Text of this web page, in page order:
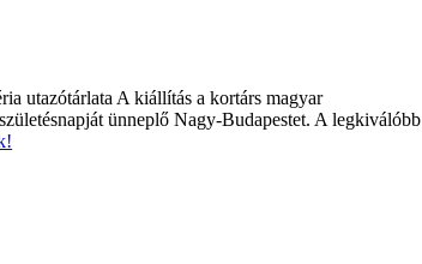
utazótárlata A kiállítás a kortárs magyar
ünneplő Nagy-Budapestet. A legkiválóbb